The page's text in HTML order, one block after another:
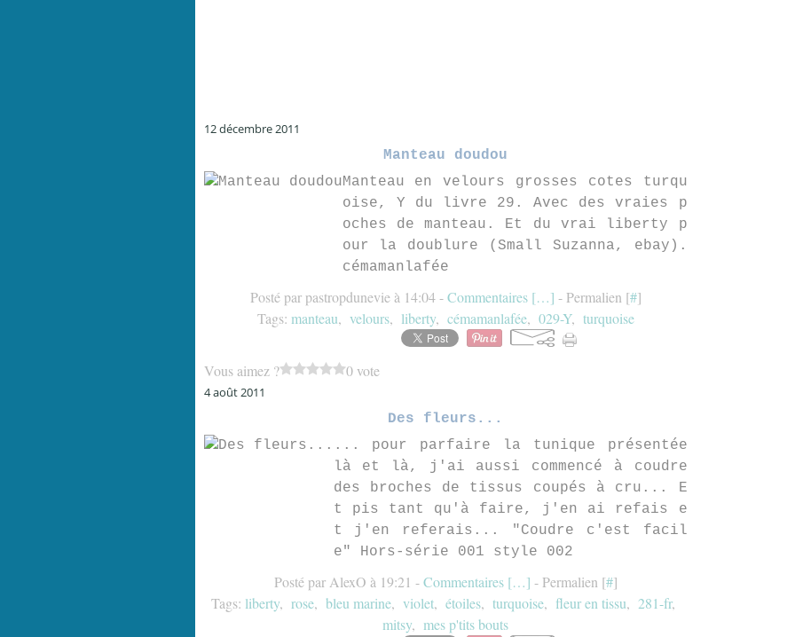
12 décembre 2011
Manteau doudou
Manteau en velours grosses cotes turqu
oise, Y du livre 29. Avec des vraies p
oches de manteau. Et du vrai liberty p
our la doublure (Small Suzanna, ebay).
cémamanlafée
Posté par pastropdunevie à 14:04 -Commentaires […] - Permalien [#]
Tags: manteau, velours, liberty, cémamanlafée, 029-Y, turquoise
Vous aimez ? 0 vote
4 août 2011
Des fleurs...
... pour parfaire la tunique présentée
là et là, j'ai aussi commencé à coudre
des broches de tissus coupés à cru... E
t pis tant qu'à faire, j'en ai refais e
t j'en referais... "Coudre c'est facil
e" Hors-série 001 style 002
Posté par AlexO à 19:21 -Commentaires […] - Permalien [#]
Tags: liberty, rose, bleu marine, violet, étoiles, turquoise, fleur en tissu, 281-fr,
mitsy, mes p'tits bouts